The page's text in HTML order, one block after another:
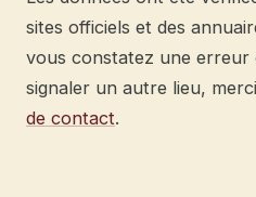
sites officiels et des
vous constatez une erreur
signaler un autre lieu,
de contact.